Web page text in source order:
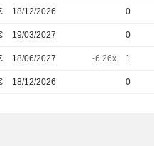
18/12/2026 0
19/03/2027 0
18/06/2027 -6.26x 1
18/12/2026 0